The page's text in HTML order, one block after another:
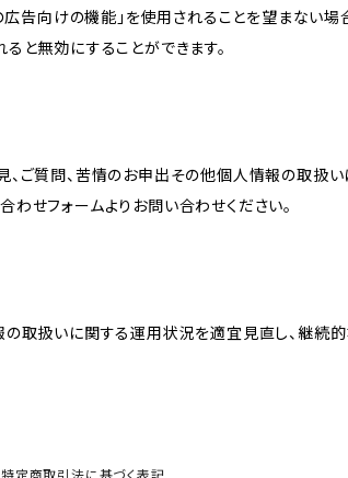
告向けの機能」を使用されることを望まない場
ると無効にすることができます。
、ご質問、苦情のお申出その他個人情報の取扱
わせフォームよりお問い合わせください。
の取扱いに関する運用状況を適宜見直し、継続